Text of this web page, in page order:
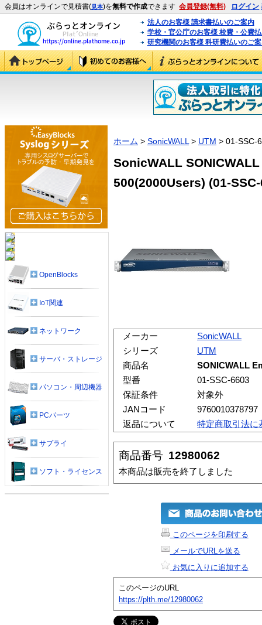
会員はオンラインで見積書(見本)を無料で作成できます 会員登録(無料) ログイン
法人のお客様 請求書払いのご案内
学校・官公庁のお客様 校費・公費
研究機関のお客様 科研費払いのご
ホーム > SonicWALL > UTM > 01-SSC-
SonicWALL
500(2000Users) (01-
メーカー
SonicWALL
シリーズ
UTM
商品名
SONICWALL
型番
01-SSC-6603
保証条件
対象外
JANコード
9760010378797
返品について
特定商取引法に
商品番号 12980062
本商品は販売を終了しました
このページを印刷する
メールでURLを送る
お気に入りに追加する
このページのURL
https://plth.me/12980062
OpenBlocks
IoT関連
ネットワーク
サーバ・ストレージ
パソコン・周辺機器
PCパーツ
サプライ
ソフト・ライセンス